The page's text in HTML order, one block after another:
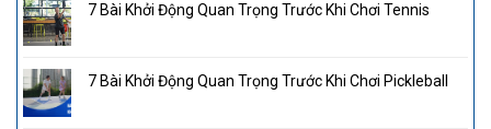
7 Bài Khởi Động Quan Trọng Trước Khi Chơi Tennis
7 Bài Khởi Động Quan Trọng Trước Khi Chơi Pickleball